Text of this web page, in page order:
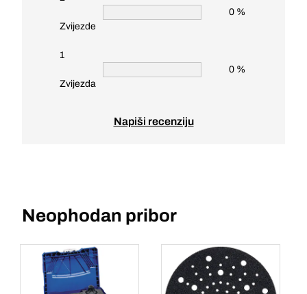
Zvijezde
0 %
1
Zvijezda
0 %
Napiši recenziju
Neophodan pribor